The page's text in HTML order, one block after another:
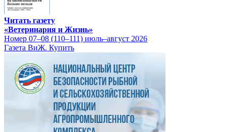
Читать газету
«Ветеринария и Жизнь»
Номер 07–08 (110–111) июль–август 2026
Газета ВиЖ. Купить